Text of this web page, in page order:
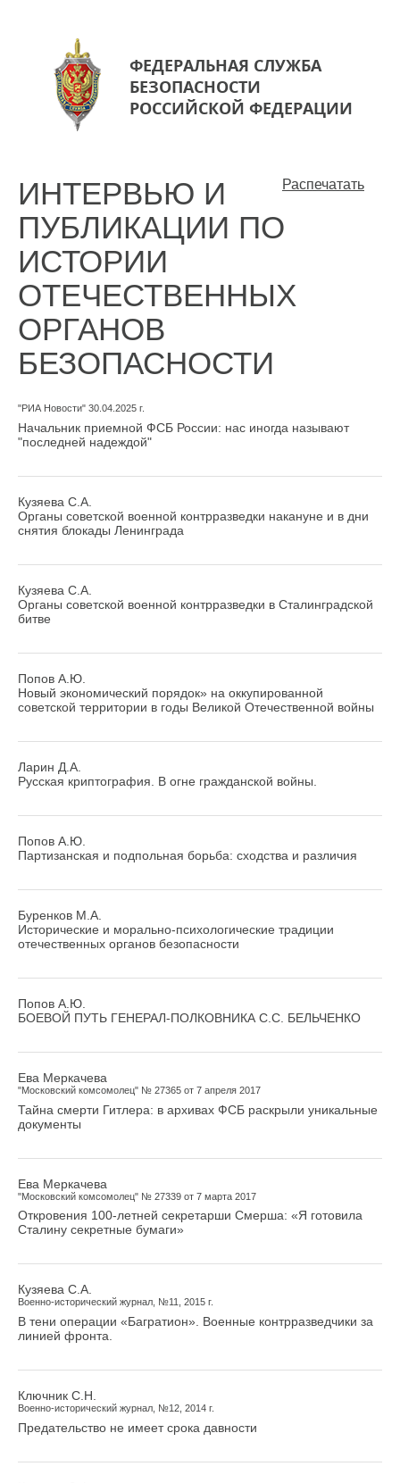
ФЕДЕРАЛЬНАЯ СЛУЖБА
БЕЗОПАСНОСТИ
РОССИЙСКОЙ ФЕДЕРАЦИИ
Распечатать
ИНТЕРВЬЮ И
ПУБЛИКАЦИИ ПО
ИСТОРИИ
ОТЕЧЕСТВЕННЫХ
ОРГАНОВ
БЕЗОПАСНОСТИ
"РИА Новости" 30.04.2025 г.
Начальник приемной ФСБ России: нас иногда называют
"последней надеждой"
Кузяева С.А.
Органы советской военной контрразведки накануне и в дни
снятия блокады Ленинграда
Кузяева С.А.
Органы советской военной контрразведки в Сталинградской
битве
Попов А.Ю.
Новый экономический порядок» на оккупированной
советской территории в годы Великой Отечественной войны
Ларин Д.А.
Русская криптография. В огне гражданской войны.
Попов А.Ю.
Партизанская и подпольная борьба: сходства и различия
Буренков М.А.
Исторические и морально-психологические традиции
отечественных органов безопасности
Попов А.Ю.
БОЕВОЙ ПУТЬ ГЕНЕРАЛ-ПОЛКОВНИКА С.С. БЕЛЬЧЕНКО
Ева Меркачева
"Московский комсомолец" № 27365 от 7 апреля 2017
Тайна смерти Гитлера: в архивах ФСБ раскрыли уникальные
документы
Ева Меркачева
"Московский комсомолец" № 27339 от 7 марта 2017
Откровения 100-летней секретарши Смерша: «Я готовила
Сталину секретные бумаги»
Кузяева С.А.
Военно-исторический журнал, №11, 2015 г.
В тени операции «Багратион». Военные контрразведчики за
линией фронта.
Ключник С.Н.
Военно-исторический журнал, №12, 2014 г.
Предательство не имеет срока давности